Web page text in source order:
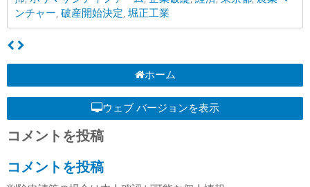
ンチャー, 破産開始決定, 堀正工業
ホーム
ウェブ バージョンを表示
コメントを投稿
コメントを投稿